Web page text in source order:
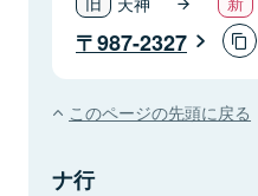
987-2327
このページの先頭に戻る
ナ行